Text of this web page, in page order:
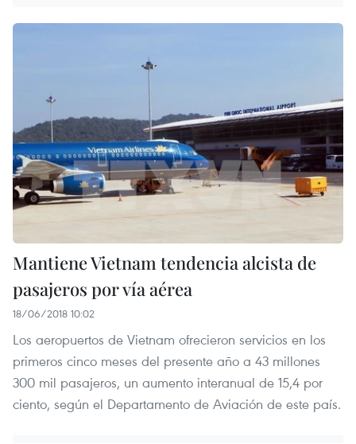
Mantiene Vietnam tendencia alcista de
pasajeros por vía aérea
18/06/2018 10:02
Los aeropuertos de Vietnam ofrecieron servicios en los
primeros cinco meses del presente año a 43 millones
300 mil pasajeros, un aumento interanual de 15,4 por
ciento, según el Departamento de Aviación de este país.